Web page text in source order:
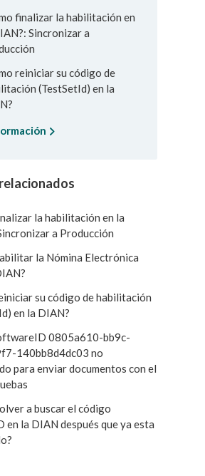
finalizar la habilitación en
Sincronizar a
reiniciar su código de
(TestSetId) en la
la habilitación en la
a Producción
la Nómina Electrónica
su código de habilitación
en la DIAN?
0805a610-bb9c-
140bb8d4dc03 no
para enviar documentos con el
a buscar el código
en la DIAN después que ya esta